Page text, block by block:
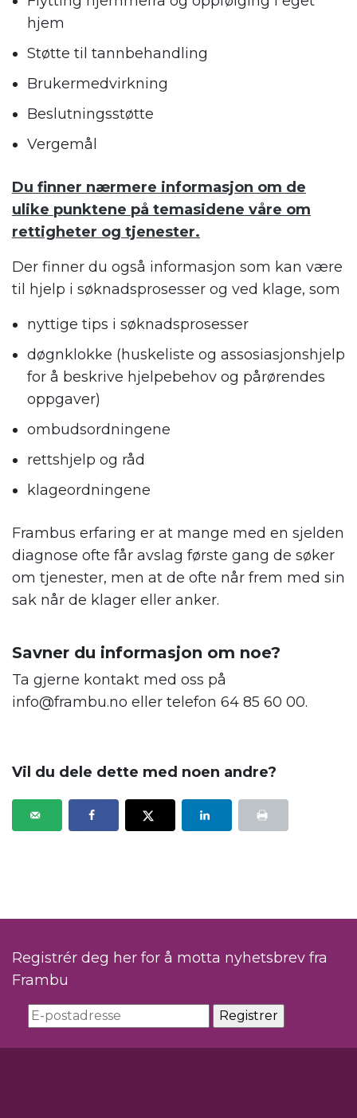
hjem
Støtte til tannbehandling
Brukermedvirkning
Beslutningsstøtte
Vergemål
Du finner nærmere informasjon om de
ulike punktene på temasidene våre om
rettigheter og tjenester.
Der finner du også informasjon som kan være
til hjelp i søknadsprosesser og ved klage, som
nyttige tips i søknadsprosesser
døgnklokke (huskeliste og assosiasjonshjelp
for å beskrive hjelpebehov og pårørendes
oppgaver)
ombudsordningene
rettshjelp og råd
klageordningene
Frambus erfaring er at mange med en sjelden
diagnose ofte får avslag første gang de søker
om tjenester, men at de ofte når frem med sin
sak når de klager eller anker.
Savner du informasjon om noe?
Ta gjerne kontakt med oss på
info@frambu.no eller telefon 64 85 60 00.
Vil du dele dette med noen andre?
Registrér deg her for å motta nyhetsbrev fra
Frambu